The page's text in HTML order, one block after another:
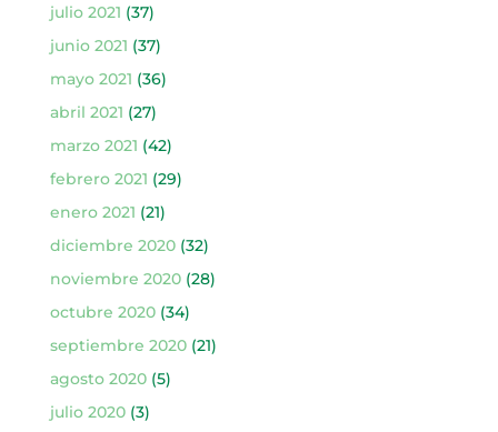
julio 2021 (37)
junio 2021 (37)
mayo 2021 (36)
abril 2021 (27)
marzo 2021 (42)
febrero 2021 (29)
enero 2021 (21)
diciembre 2020(32)
noviembre 2020(28)
octubre 2020(34)
septiembre 2020(21)
agosto 2020(5)
julio 2020(3)